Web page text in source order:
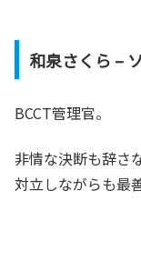
和泉さくら –
BCCT管理官。
非情な決断も辞さ
対立しながらも最